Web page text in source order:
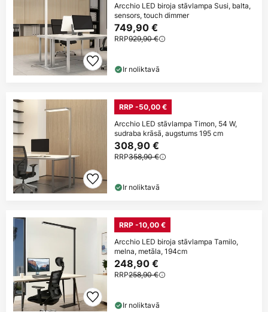
Arcchio LED biroja stāvlampa Susi, balta,
sensors, touch dimmer
749,90 €
RRP929,90 €
Ir noliktavā
RRP -50,00 €
Arcchio LED stāvlampa Timon, 54 W,
sudraba krāsā, augstums 195 cm
308,90 €
RRP358,90 €
Ir noliktavā
RRP -10,00 €
Arcchio LED biroja stāvlampa Tamilo,
melna, metāla, 194cm
248,90 €
RRP258,90 €
Ir noliktavā